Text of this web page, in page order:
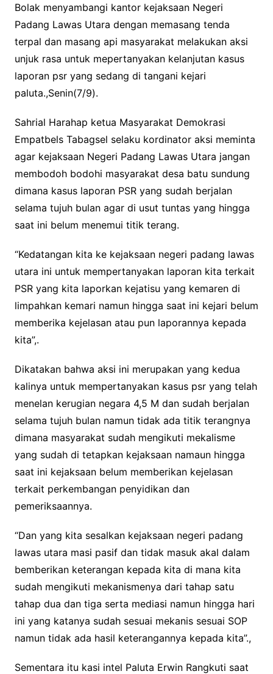
b
o
o
k
t
e
r
s
A
p
p
L
i
n
k
Bolak menyambangi kantor kejaksaan Negeri
Padang Lawas Utara dengan memasang tenda
terpal dan masang api masyarakat melakukan aksi
unjuk rasa untuk mepertanyakan kelanjutan kasus
laporan psr yang sedang di tangani kejari
paluta.,Senin(7/9).
Sahrial Harahap ketua Masyarakat Demokrasi
Empatbels Tabagsel selaku kordinator aksi meminta
agar kejaksaan Negeri Padang Lawas Utara jangan
membodoh bodohi masyarakat desa batu sundung
dimana kasus laporan PSR yang sudah berjalan
selama tujuh bulan agar di usut tuntas yang hingga
saat ini belum menemui titik terang.
“Kedatangan kita ke kejaksaan negeri padang lawas
utara ini untuk mempertanyakan laporan kita terkait
PSR yang kita laporkan kejatisu yang kemaren di
limpahkan kemari namun hingga saat ini kejari belum
memberika kejelasan atau pun laporannya kepada
kita”,.
Dikatakan bahwa aksi ini merupakan yang kedua
kalinya untuk mempertanyakan kasus psr yang telah
menelan kerugian negara 4,5 M dan sudah berjalan
selama tujuh bulan namun tidak ada titik terangnya
dimana masyarakat sudah mengikuti mekalisme
yang sudah di tetapkan kejaksaan namaun hingga
saat ini kejaksaan belum memberikan kejelasan
terkait perkembangan penyidikan dan
pemeriksaannya.
“Dan yang kita sesalkan kejaksaan negeri padang
lawas utara masi pasif dan tidak masuk akal dalam
bemberikan keterangan kepada kita di mana kita
sudah mengikuti mekanismenya dari tahap satu
tahap dua dan tiga serta mediasi namun hingga hari
ini yang katanya sudah sesuai mekanis sesuai SOP
namun tidak ada hasil keterangannya kepada kita”.,
Sementara itu kasi intel Paluta Erwin Rangkuti saat